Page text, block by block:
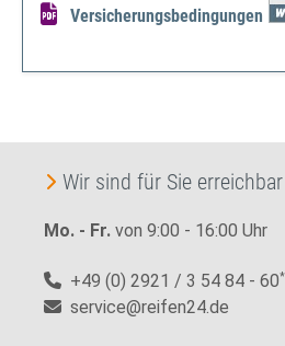
Versicherungsbedingungen
Wir sind für Sie erreichbar
Mo. - Fr. von 9:00 - 16:00 Uhr
+49 (0) 2921 / 3 54 84 - 60
service@reifen24.de